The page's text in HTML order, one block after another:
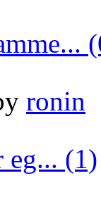
ronin
eg... (1)